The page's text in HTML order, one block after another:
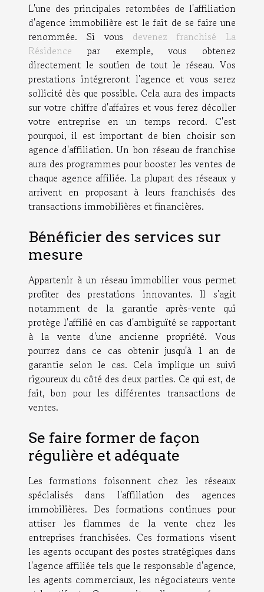
L'une des principales retombées de l'affiliation
d'agence immobilière est le fait de se faire une
renommée. Si vous devenez franchisé La
Résidence par exemple, vous obtenez
directement le soutien de tout le réseau. Vos
prestations intégreront l'agence et vous serez
sollicité dès que possible. Cela aura des impacts
sur votre chiffre d'affaires et vous ferez décoller
votre entreprise en un temps record. C'est
pourquoi, il est important de bien choisir son
agence d'affiliation. Un bon réseau de franchise
aura des programmes pour booster les ventes de
chaque agence affiliée. La plupart des réseaux y
arrivent en proposant à leurs franchisés des
transactions immobilières et financières.
Bénéficier des services sur
mesure
Appartenir à un réseau immobilier vous permet
profiter des prestations innovantes. Il s'agit
notamment de la garantie après-vente qui
protège l'affilié en cas d'ambiguïté se rapportant
à la vente d'une ancienne propriété. Vous
pourrez dans ce cas obtenir jusqu'à 1 an de
garantie selon le cas. Cela implique un suivi
rigoureux du côté des deux parties. Ce qui est, de
fait, bon pour les différentes transactions de
ventes.
Se faire former de façon
régulière et adéquate
Les formations foisonnent chez les réseaux
spécialisés dans l'affiliation des agences
immobilières. Des formations continues pour
attiser les flammes de la vente chez les
entreprises franchisées. Ces formations visent
les agents occupant des postes stratégiques dans
l'agence affiliée tels que le responsable d'agence,
les agents commerciaux, les négociateurs vente